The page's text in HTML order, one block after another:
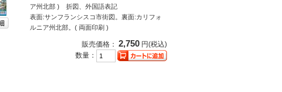
ア州北部 ) 折図、外国語表記
表面:サンフランシスコ市街図。裏面:カリフォ
ルニア州北部。( 両面印刷 )
販売価格： 2,750 円(税込)
数量：